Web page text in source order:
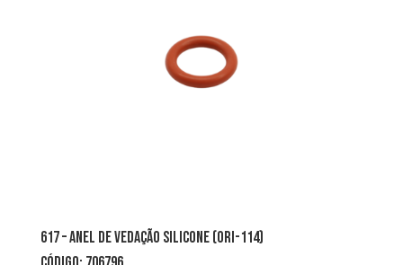
617 – ANEL DE VEDAÇÃO SILICONE (ORI-114)